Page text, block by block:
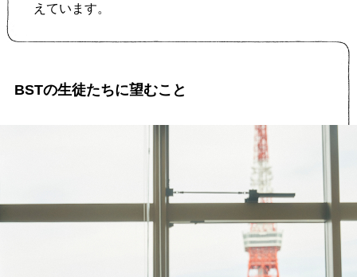
えています。
BSTの生徒たちに望むこと